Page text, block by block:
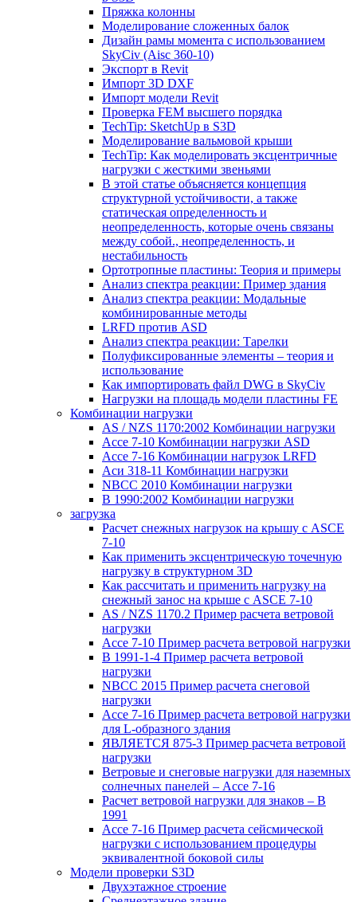
Пряжка колонны
Моделирование сложенных балок
Дизайн рамы момента с использованием
SkyCiv (Aisc 360-10)
Экспорт в Revit
Импорт 3D DXF
Импорт модели Revit
Проверка FEM высшего порядка
TechTip: SketchUp в S3D
Моделирование вальмовой крыши
TechTip: Как моделировать эксцентричные
нагрузки с жесткими звеньями
В этой статье объясняется концепция
структурной устойчивости, а также
статическая определенность и
неопределенность, которые очень связаны
между собой., неопределенность, и
нестабильность
Ортотропные пластины: Теория и примеры
Анализ спектра реакции: Пример здания
Анализ спектра реакции: Модальные
комбинированные методы
LRFD против ASD
Анализ спектра реакции: Тарелки
Полуфиксированные элементы – теория и
использование
Как импортировать файл DWG в SkyCiv
Нагрузки на площадь модели пластины FE
Комбинации нагрузки
AS / NZS 1170:2002 Комбинации нагрузки
Ассе 7-10 Комбинации нагрузки ASD
Ассе 7-16 Комбинации нагрузок LRFD
Аси 318-11 Комбинации нагрузки
NBCC 2010 Комбинации нагрузки
В 1990:2002 Комбинации нагрузки
загрузка
Расчет снежных нагрузок на крышу с ASCE
7-10
Как применить эксцентрическую точечную
нагрузку в структурном 3D
Как рассчитать и применить нагрузку на
снежный занос на крыше с ASCE 7-10
AS / NZS 1170.2 Пример расчета ветровой
нагрузки
Ассе 7-10 Пример расчета ветровой нагрузки
В 1991-1-4 Пример расчета ветровой
нагрузки
NBCC 2015 Пример расчета снеговой
нагрузки
Ассе 7-16 Пример расчета ветровой нагрузки
для L-образного здания
ЯВЛЯЕТСЯ 875-3 Пример расчета ветровой
нагрузки
Ветровые и снеговые нагрузки для наземных
солнечных панелей – Ассе 7-16
Расчет ветровой нагрузки для знаков – В
1991
Ассе 7-16 Пример расчета сейсмической
нагрузки с использованием процедуры
эквивалентной боковой силы
Модели проверки S3D
Двухэтажное строение